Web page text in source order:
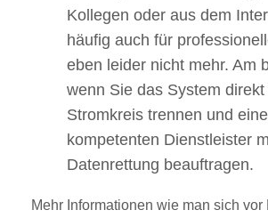
Kollegen oder aus dem
häufig auch für
eben leider nicht mehr. Am
wenn Sie das System direkt
Stromkreis trennen und
kompetenten Dienstleister
Datenrettung beauftragen.
Mehr Informationen wie man sich vor